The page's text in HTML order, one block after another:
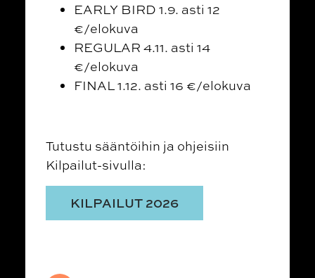
EARLY BIRD 1.9. asti 12
€/elokuva
REGULAR 4.11. asti 14
€/elokuva
FINAL 1.12. asti 16 €/elokuva
Tutustu sääntöihin ja ohjeisiin
Kilpailut-sivulla:
KILPAILUT 2026